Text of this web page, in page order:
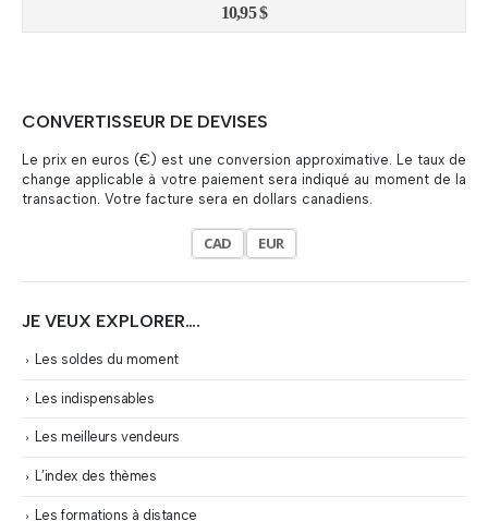
10,95$
CONVERTISSEUR DE DEVISES
Le prix en euros (€) est une conversion approximative. Le taux de
change applicable à votre paiement sera indiqué au moment de la
transaction. Votre facture sera en dollars canadiens.
CAD EUR
JE VEUX EXPLORER….
Les soldes du moment
Les indispensables
Les meilleurs vendeurs
L’index des thèmes
Les formations à distance